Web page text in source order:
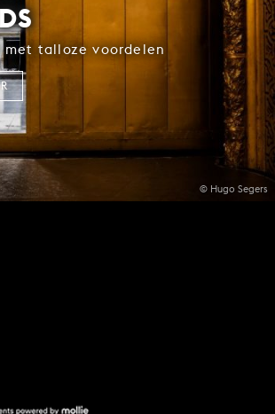
© Hugo Segers
talloze voordelen